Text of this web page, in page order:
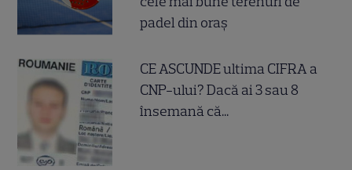
padel din oraș
CE ASCUNDE ultima CIFRA a
CNP-ului? Dacă ai 3 sau 8
însemană că...